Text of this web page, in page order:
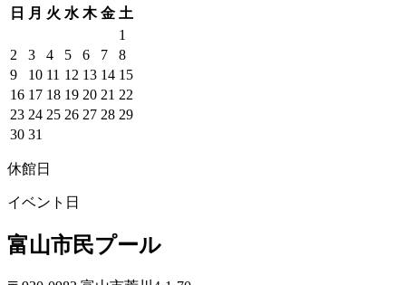
日
月 火 水 木 金 土
1
2
3 4 5 6 7
8
9
10 11 12 13 14 15
16 17 18 19 20 21 22
23 24 25 26 27 28 29
30 31
休館日
イベント日
富山市民プール